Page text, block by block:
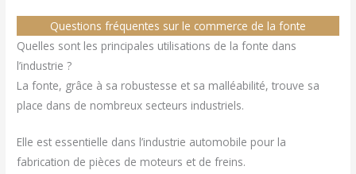
Questions fréquentes sur le commerce de la fonte
Quelles sont les principales utilisations de la fonte dans
l’industrie ?
La fonte, grâce à sa robustesse et sa malléabilité, trouve sa
place dans de nombreux secteurs industriels.
Elle est essentielle dans l’industrie automobile pour la
fabrication de pièces de moteurs et de freins.